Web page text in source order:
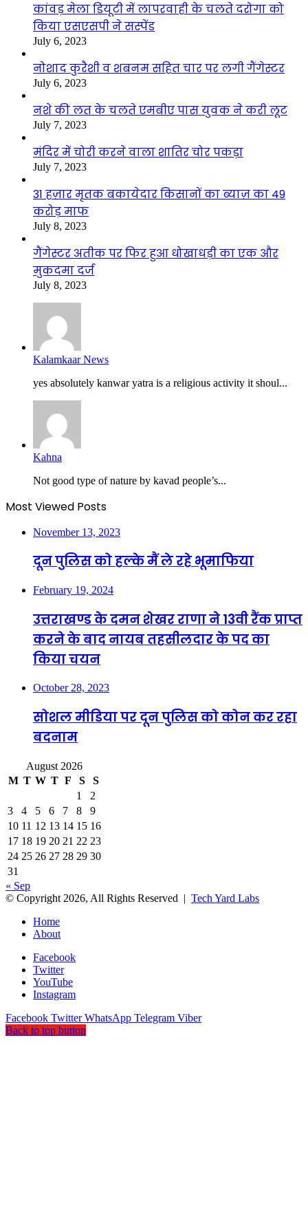
कांवड़ मेला डियूटी में लापरवाही के चलते दरोगा को
किया एसएसपी ने सस्पेंड
July 6, 2023
नोशाद कुरैशी व शबनम सहित चार पर लगी गैंगेस्टर
July 6, 2023
नशे की लत के चलते एमबीए पास युवक ने करी लूट
July 7, 2023
मंदिर में चोरी करने वाला शातिर चोर पकड़ा
July 7, 2023
31 हज़ार मृतक बकायेदार किसानों का ब्याज़ का 49
करोड़ माफ
July 8, 2023
गैंगेस्टर अतीक पर फिर हुआ धोखाधड़ी का एक और
मुकदमा दर्ज
July 8, 2023
Kalamkaar News
yes absolutely kanwar yatra is a religious activity it shoul...
Kahna
Not good type of nature by kavad people’s...
Most Viewed Posts
November 13, 2023
दून पुलिस को हल्के मैं ले रहे भूमाफिया
February 19, 2024
उत्तराखण्ड के दमन शेखर राणा ने 13वी रैंक प्राप्त
करने के बाद नायब तहसीलदार के पद का
किया चयन
October 28, 2023
सोशल मीडिया पर दून पुलिस को कोन कर रहा
बदनाम
August 2026
M T W T F S
S
1
2
3
4 5 6 7 8
9
10 11 12 13 14 15 16
17 18 19 20 21 22 23
24 25 26 27 28 29 30
31
« Sep
© Copyright 2026, All Rights Reserved | Tech Yard Labs
Home
About
Facebook
Twitter
YouTube
Instagram
Facebook Twitter WhatsApp Telegram Viber
Back to top button